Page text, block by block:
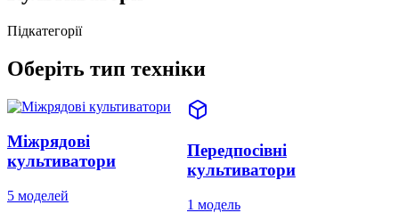
Підкатегорії
Оберіть тип техніки
Міжрядові
культиватори
5 моделей
Передпосівні
культиватори
1 модель